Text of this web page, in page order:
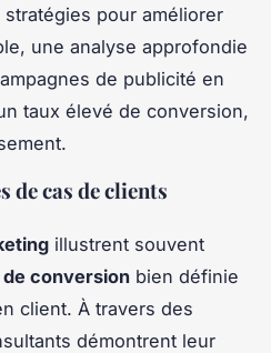
pour améliorer
une analyse approfondie
de publicité en
taux élevé de conversion,
de cas de clients
illustrent souvent
conversion bien définie
client. À travers des
démontrent leur